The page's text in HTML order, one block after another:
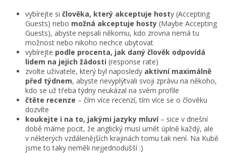
vybírejte si člověka, který akceptuje hosty (Accepting
Guests) nebo možná akceptuje hosty (Maybe Accepting
Guests), abyste nepsali někomu, kdo zrovna nemá tu
možnost nebo nikoho nechce ubytovat
vybírejte podle procenta, jak daný člověk odpovídá
lidem na jejich žádosti (response rate)
zvolte uživatele, který byl naposledy aktivní maximálně
před týdnem, abyste nevyplýtvali svoji zprávu na někoho,
kdo se už třeba týdny neukázal na svém profile
čtěte recenze – čím více recenzí, tím více se o člověku
dozvíte
koukejte i na to, jakými jazyky mluví– sice v dnešní
době máme pocit, že anglický musí umět úplně každý, ale
v některých vzdálenějších krajinách tomu tak není. Na Kubě
jsme to taky neměli nejjednodušší :)